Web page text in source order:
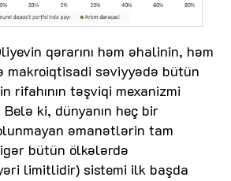
qərarını həm əhalinin, həm
makroiqtisadi səviyyədə bütün
rifahının təşviqi mexanizmi
ki, dünyanın heç bir
əmanətlərin tam
bütün ölkələrdə
limitlidir) sistemi ilk başda